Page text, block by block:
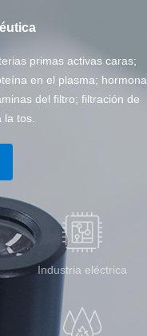
primas activas caras;
en el plasma; hormona
del filtro; filtración de
tos.
Industria eléctrica